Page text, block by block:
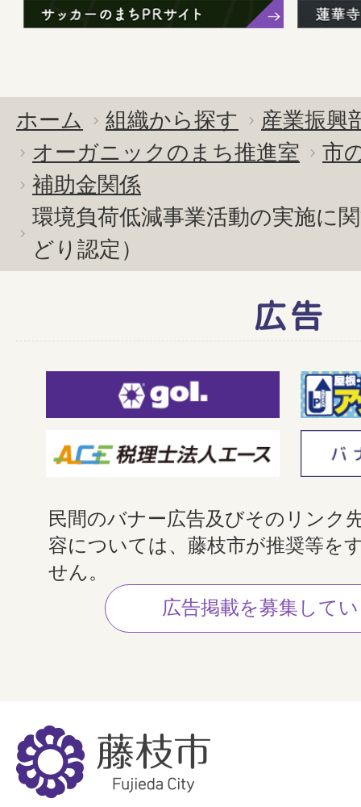
ホーム 組織から探す
産業振興
オーガニックのまち推進室
市
補助金関係
環境負荷低減事業活動の実施に
どり認定）
広告
民間のバナー広告及びそのリンク
容については、藤枝市が推奨等を
せん。
広告掲載を募集して
藤
枝
市